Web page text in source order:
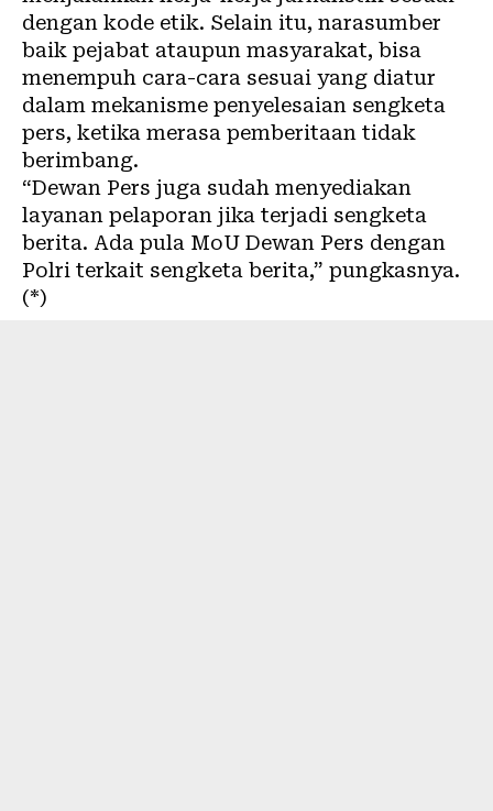
dengan kode etik. Selain itu, narasumber
baik pejabat ataupun masyarakat, bisa
menempuh cara-cara sesuai yang diatur
dalam mekanisme penyelesaian sengketa
pers, ketika merasa pemberitaan tidak
berimbang.
“Dewan Pers juga sudah menyediakan
layanan pelaporan jika terjadi sengketa
berita. Ada pula MoU Dewan Pers dengan
Polri terkait sengketa berita,” pungkasnya.
(*)